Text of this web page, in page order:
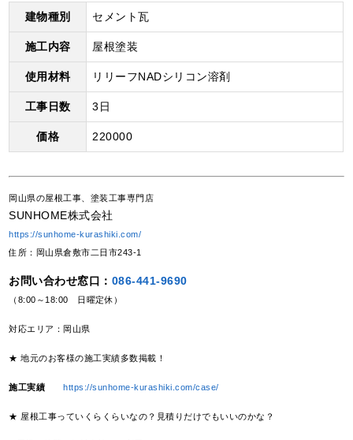
建物種別 セメント瓦
施工内容 屋根塗装
使用材料 リリーフNADシリコン溶剤
工事日数 3日
価格 220000
岡山県の屋根工事、塗装工事専門店
SUNHOME株式会社
https://sunhome-kurashiki.com/
住所：岡山県倉敷市二日市243-1
お問い合わせ窓口： 086-441-9690
（8:00～18:00 日曜定休）
対応エリア：岡山県
★ 地元のお客様の施工実績多数掲載！
施工実績 https://sunhome-kurashiki.com/case/
★ 屋根工事っていくらくらいなの？見積りだけでもいいのかな？